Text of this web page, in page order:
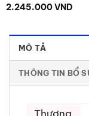
2.245.000VND
MÔ TẢ
THÔNG TIN BỔ